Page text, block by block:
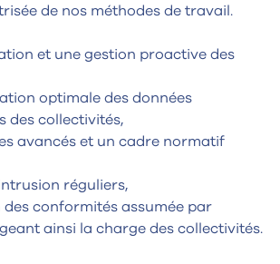
de nos méthodes de travail.
et une gestion proactive des
optimale des données
des collectivités,
avancés et un cadre normatif
réguliers,
des conformités assumée par
ainsi la charge des collectivités.